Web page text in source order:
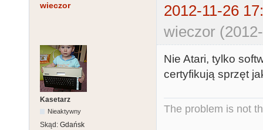
wieczor
2012-11-26
wieczor
Kasetarz
Nieaktywny
Skąd: Gdańsk
Nie Atari, tylko
certyfikują sprzęt
The problem is not